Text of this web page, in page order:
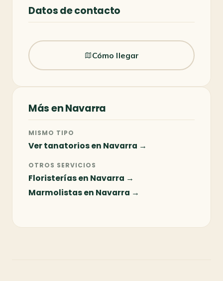
Datos de contacto
Cómo llegar
Más en Navarra
MISMO TIPO
Ver tanatorios en Navarra →
OTROS SERVICIOS
Floristerías en Navarra →
Marmolistas en Navarra →